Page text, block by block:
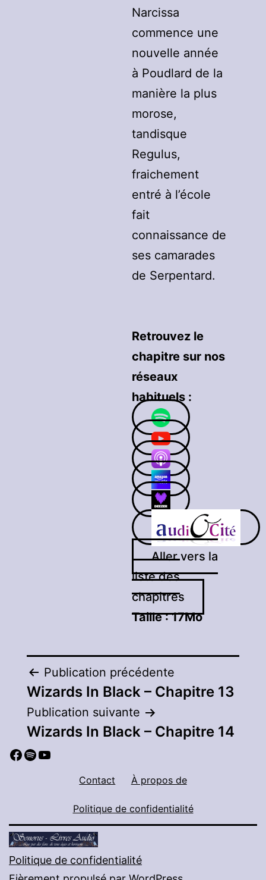
Narcissa
commence une
nouvelle année
à Poudlard de la
manière la plus
morose,
tandisque
Regulus,
fraichement
entré à l’école
fait
connaissance de
ses camarades
de Serpentard.
Retrouvez le
chapitre sur nos
réseaux
habituels :
Aller vers la
liste des
chapitres
Taille :17Mo
Navigation
de
l’article
Publication précédente
Wizards In Black – Chapitre 13
Publication suivante
Wizards In Black – Chapitre 14
Facebook
Spotify
YouTube
Contact À propos de
Politique de confidentialité
Politique de confidentialité